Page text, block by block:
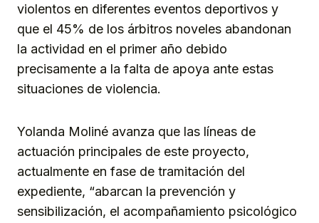
violentos en diferentes eventos deportivos y
que el 45% de los árbitros noveles abandonan
la actividad en el primer año debido
precisamente a la falta de apoya ante estas
situaciones de violencia.
Yolanda Moliné avanza que las líneas de
actuación principales de este proyecto,
actualmente en fase de tramitación del
expediente, “abarcan la prevención y
sensibilización, el acompañamiento psicológico